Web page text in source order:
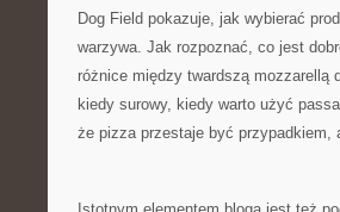
Dog Field pokazuje, jak wybierać
warzywa. Jak rozpoznać, co jest
różnice między twardszą mozzarellą
kiedy surowy, kiedy warto użyć
że pizza przestaje być przypadkiem,